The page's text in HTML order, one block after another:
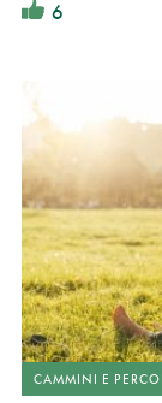
6
CAMMINI E